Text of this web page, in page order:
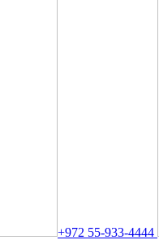
+972 55-933-4444